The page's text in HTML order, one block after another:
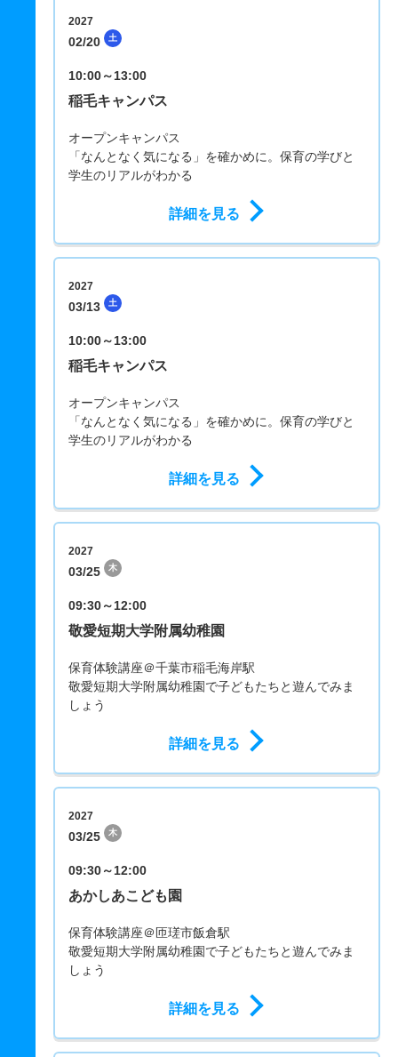
2027
02/20 土
10:00～13:00
稲毛キャンパス
オープンキャンパス
「なんとなく気になる」を確かめに。保育の学びと
学生のリアルがわかる
詳細を見る
2027
03/13 土
10:00～13:00
稲毛キャンパス
オープンキャンパス
「なんとなく気になる」を確かめに。保育の学びと
学生のリアルがわかる
詳細を見る
2027
03/25 木
09:30～12:00
敬愛短期大学附属幼稚園
保育体験講座＠千葉市稲毛海岸駅
敬愛短期大学附属幼稚園で子どもたちと遊んでみま
しょう
詳細を見る
2027
03/25 木
09:30～12:00
あかしあこども園
保育体験講座＠匝瑳市飯倉駅
敬愛短期大学附属幼稚園で子どもたちと遊んでみま
しょう
詳細を見る